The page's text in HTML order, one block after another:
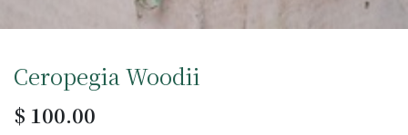
Ceropegia Woodii
$ 100.00